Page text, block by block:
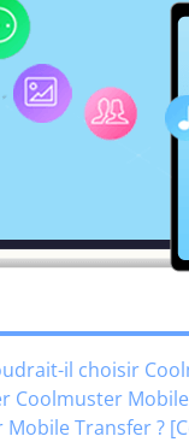
il choisir
Coolmuster
Transfer ?